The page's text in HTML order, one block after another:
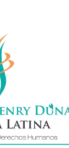
Latina